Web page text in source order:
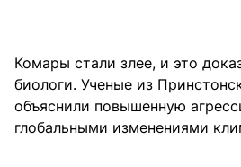
Комары стали злее, и это
биологи. Ученые из
объяснили повышенную
глобальными изменениями